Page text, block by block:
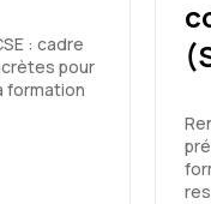
: cadre
pour
formation